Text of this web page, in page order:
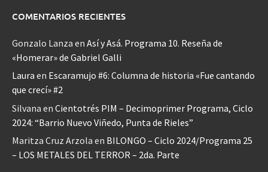
COMENTARIOS RECIENTES
Gonzalo Lanza en Así y Asá. Programa 10. Reseña de
«Homerar» de Gabriel Galli
Laura en Escaramujo #6: Columna de historia «Fue cantando
que crecí» #2
Silvana en Cientotrés PIM – Decimoprimer Programa, Ciclo
2024: “Barrio Nuevo Viñedo, Punta de Rieles”
Maritza Cruz Arzola en BILONGO – Ciclo 2024/Programa 25
– LOS METALES DEL TERROR – 2da. Parte